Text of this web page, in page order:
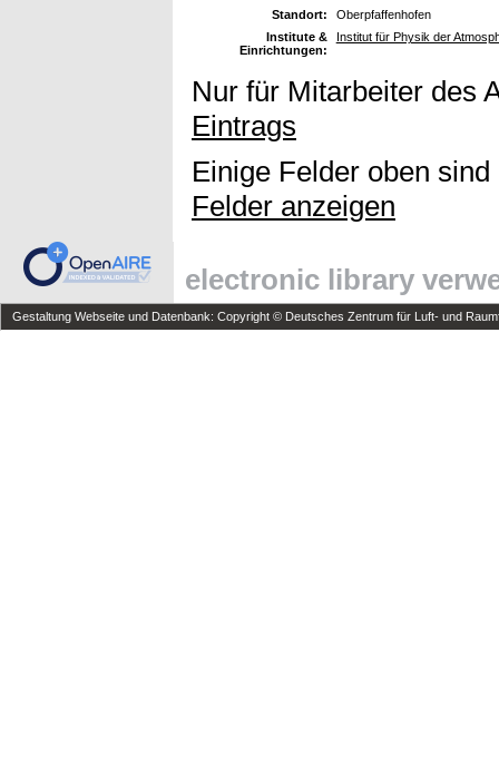
Standort:
Oberpfaffenhofen
Institute &
Einrichtungen:
Institut für Physik der
Nur für Mitarbeiter des
Eintrags
Einige Felder oben
Felder anzeigen
electronic library
Gestaltung Webseite und Datenbank: Copyright © Deutsches Zentrum für Luft- und